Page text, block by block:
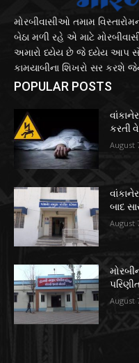
મોરબીવાસીઓ તમામ
બેઠા મળી રહે એ માટે
અમારો ધ્યેય છે જે ધ્યેય આપ સૌ
કામયાબીના શિખરો સર કરશે
POPULAR POSTS
કરતી
August
બાદ
August
August